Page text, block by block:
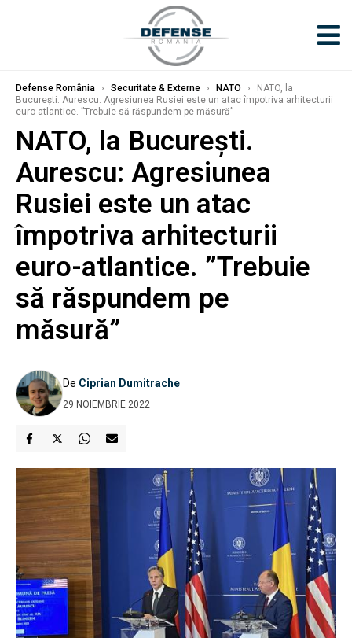
Defense România › Securitate & Externe › NATO ›
NATO, la
București. Aurescu: Agresiunea Rusiei este un atac împotriva arhitecturii
euro-atlantice. ”Trebuie să răspundem pe măsură”
NATO, la București.
Aurescu: Agresiunea
Rusiei este un atac
împotriva arhitecturii
euro-atlantice. ”Trebuie
să răspundem pe
măsură”
De Ciprian Dumitrache
29 NOIEMBRIE 2022